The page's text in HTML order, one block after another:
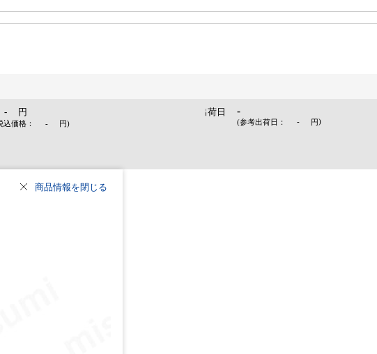
- 円
込価格： - 円)
出荷日 -
(参考出荷日： - 円)
商品情報を閉じる